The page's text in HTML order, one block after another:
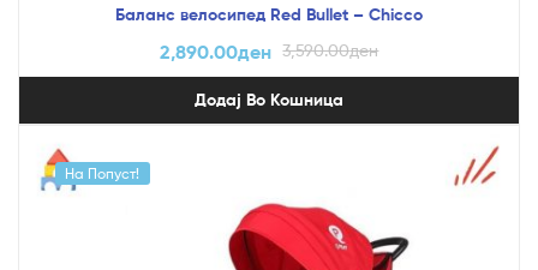
Баланс велосипед Red Bullet – Chicco
3,590.00ден
2,890.00ден
Додај Во Кошница
На Попуст!